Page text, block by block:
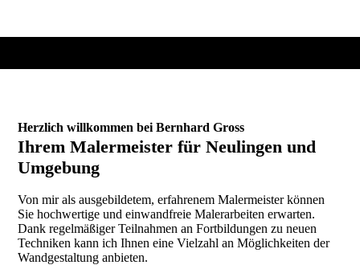
Herzlich willkommen bei Bernhard Gross
Ihrem Malermeister für Neulingen und
Umgebung
Von mir als ausgebildetem, erfahrenem Malermeister können
Sie hochwertige und einwandfreie Malerarbeiten erwarten.
Dank regelmäßiger Teilnahmen an Fortbildungen zu neuen
Techniken kann ich Ihnen eine Vielzahl an Möglichkeiten der
Wandgestaltung anbieten.